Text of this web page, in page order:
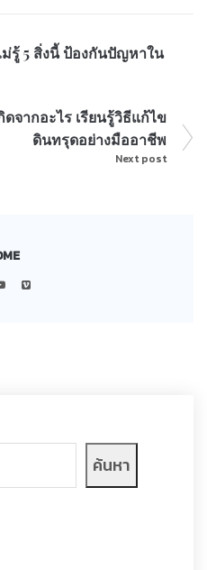
รู้ 5 สิ่งนี้ ป้องกันปัญหาใน
จากอะไร เรียนรู้วิธีแก้ไข
ดินทรุดอย่างมืออาชีพ
Next post
ค้นหา